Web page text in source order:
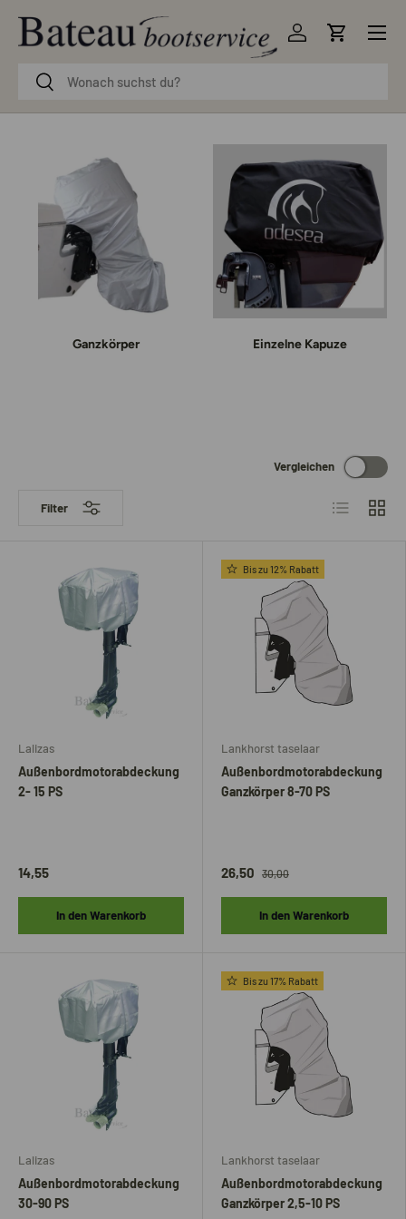
Direkt zum Inhalt
SuchenSuchen
Einloggen
Menü
Ganzkörper Einzelne Kapuze
Filter
Vergleichen
Produktliste
Lalizas
Außenbordmotorabdeckung
2- 15 PS
14,55
In den Warenkorb
Bis zu 12% Rabatt
Lankhorst taselaar
Außenbordmotorabdeckung
Ganzkörper 8-70 PS
26,50 30,00
In den Warenkorb
Lalizas
Außenbordmotorabdeckung
30-90 PS
Bis zu 17% Rabatt
Lankhorst taselaar
Außenbordmotorabdeckung
Ganzkörper 2,5-10 PS